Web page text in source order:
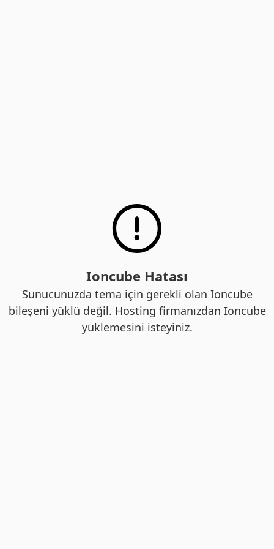
Ioncube Hatası
Sunucunuzda tema için gerekli olan Ioncube
bileşeni yüklü değil. Hosting firmanızdan Ioncube
yüklemesini isteyiniz.